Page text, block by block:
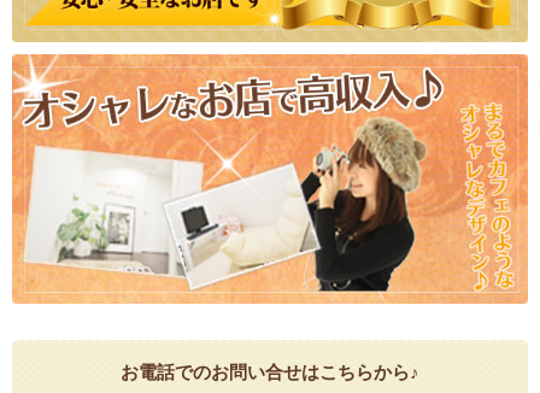
お電話でのお問い合せはこちらから♪